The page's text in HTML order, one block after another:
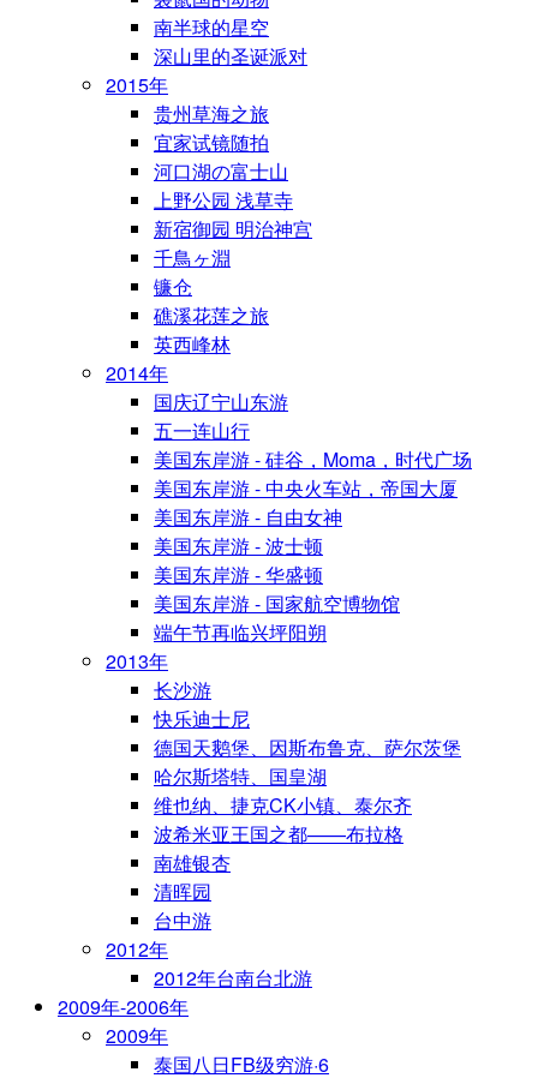
南半球的星空
深山里的圣诞派对
2015年
贵州草海之旅
宜家试镜随拍
河口湖の富士山
上野公园 浅草寺
新宿御园 明治神宫
千鳥ヶ淵
镰仓
礁溪花莲之旅
英西峰林
2014年
国庆辽宁山东游
五一连山行
美国东岸游 - 硅谷，Moma，时代广场
美国东岸游 - 中央火车站，帝国大厦
美国东岸游 - 自由女神
美国东岸游 - 波士顿
美国东岸游 - 华盛顿
美国东岸游 - 国家航空博物馆
端午节再临兴坪阳朔
2013年
长沙游
快乐迪士尼
德国天鹅堡、因斯布鲁克、萨尔茨堡
哈尔斯塔特、国皇湖
维也纳、捷克CK小镇、泰尔齐
波希米亚王国之都——布拉格
南雄银杏
清晖园
台中游
2012年
2012年台南台北游
2009年-2006年
2009年
泰国八日FB级穷游·6